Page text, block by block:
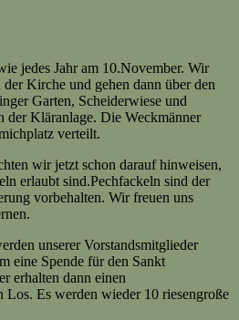
jedes Jahr am 10.November. Wir
Kirche und gehen dann über den
Garten, Scheiderwiese und
der Kläranlage. Die Weckmänner
verteilt.
wir jetzt schon darauf hinweisen,
erlaubt sind.Pechfackeln sind der
vorbehalten. Wir freuen uns
unserer Vorstandsmitglieder
eine Spende für den Sankt
erhalten dann einen
Los. Es werden wieder 10 riesengroße